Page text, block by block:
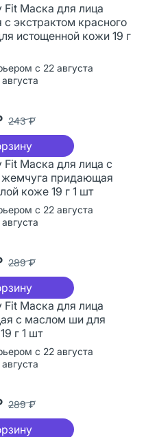
Fit Маска для лица
с экстрактом красного
истощенной кожи 19 г
с 22 августа
243 ₽
Fit Маска для лица с
жемчуга придающая
коже 19 г 1 шт
с 22 августа
289 ₽
Fit Маска для лица
с маслом ши для
г 1 шт
с 22 августа
289 ₽